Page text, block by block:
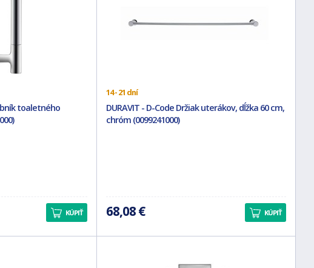
toaletného
KÚPIŤ
14 - 21 dní
DURAVIT - D-Code Držiak uterákov, dĺžka 60 cm,
chróm (0099241000)
68,08 € KÚPIŤ